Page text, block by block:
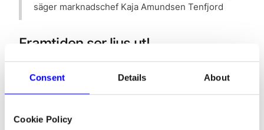
Consent Details About
Cookie Policy
säger marknadschef Kaja Amundsen Tenfjord
Framtiden ser ljus ut!
populära betalningsmetoderna som; Swish, Vipps,
MobilePay, faktura/delbetalning och
gång, men så sent som i april kom en väldigt